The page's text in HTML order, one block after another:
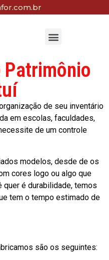
Patrimônio
de seu inventário
em escolas, faculdades,
de um controle
modelos, desde de os
cores logo ou algo que
quer é durabilidade, temos
tem o tempo estimado de
são os seguintes: